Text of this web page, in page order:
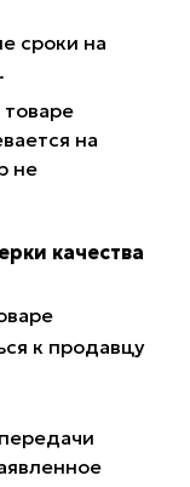
сроки на
на
не
качества
к продавцу